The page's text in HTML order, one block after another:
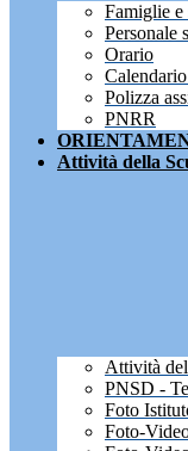
Famiglie e
Personale
Orario
Polizza
PNRR
Attività della
Attività
PNSD -
Foto
Foto-